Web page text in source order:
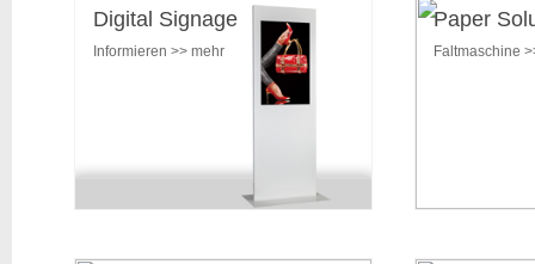
Digital Signage
Informieren >> mehr
Paper
Faltmaschine